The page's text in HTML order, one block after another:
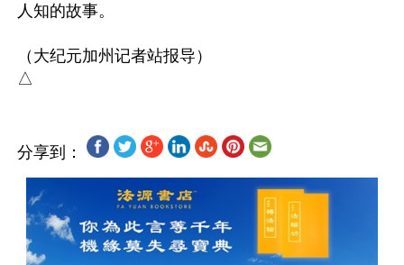
人知的故事。
（大纪元加州记者站报导）
分享到：